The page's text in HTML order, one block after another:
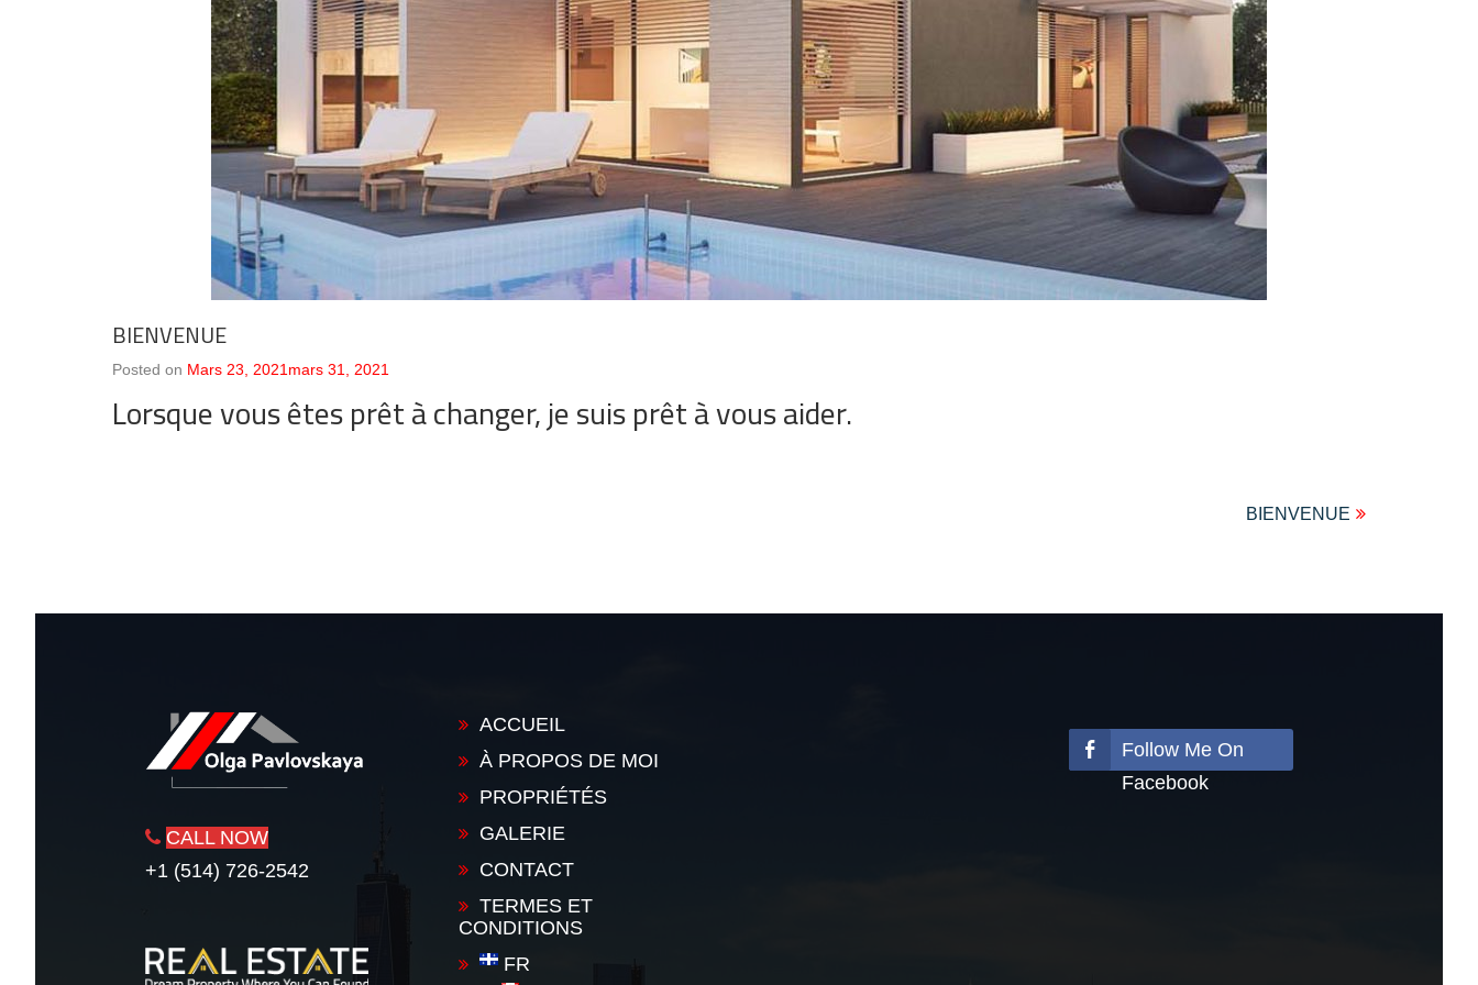
BIENVENUE
Posted on Mars 23, 2021 Mars 31, 2021
Lorsque vous êtes prêt à changer, je suis prêt à vous aider.
BIENVENUE
CALL NOW
+1 (514) 726-2542
ACCUEIL
À PROPOS DE MOI
PROPRIÉTÉS
GALERIE
CONTACT
TERMES ET
CONDITIONS
FR
Follow Me On
Facebook